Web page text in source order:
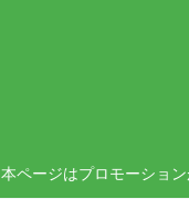
本ページはプロモーション